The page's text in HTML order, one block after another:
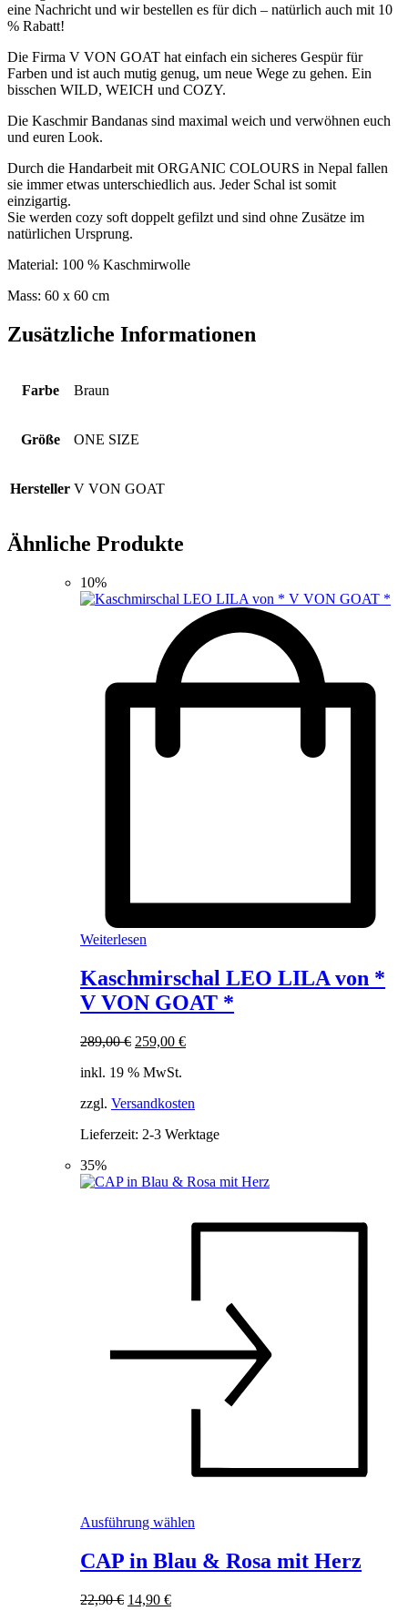
eine Nachricht und wir bestellen es für dich – natürlich auch mit 10
% Rabatt!
Die Firma V VON GOAT hat einfach ein sicheres Gespür für
Farben und ist auch mutig genug, um neue Wege zu gehen. Ein
bisschen WILD, WEICH und COZY.
Die Kaschmir Bandanas sind maximal weich und verwöhnen euch
und euren Look.
Durch die Handarbeit mit ORGANIC COLOURS in Nepal fallen
sie immer etwas unterschiedlich aus. Jeder Schal ist somit
einzigartig.
Sie werden cozy soft doppelt gefilzt und sind ohne Zusätze im
natürlichen Ursprung.
Material: 100 % Kaschmirwolle
Mass: 60 x 60 cm
Zusätzliche Informationen
Farbe Braun
Größe ONE SIZE
Hersteller V VON GOAT
Ähnliche Produkte
10%
Weiterlesen
Kaschmirschal LEO LILA von *
V VON GOAT *
289,00€ Ursprünglicher
war:
259,00 €Aktueller
inkl. 19 % MwSt.
zzgl. Versandkosten
Lieferzeit: 2-3 Werktage
35%
Ausführung wählen
weist
mehrere
CAP in Blau & Rosa mit Herz
22,90€ Ursprünglicher
14,90 €Aktueller